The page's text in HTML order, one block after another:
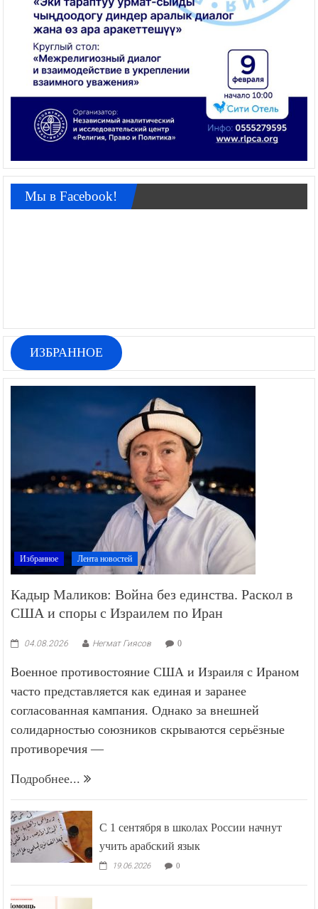
Мы в Facebook!
ИЗБРАННОЕ
Избранное Лента новостей
Кадыр Маликов: Война без единства. Раскол в
США и споры с Израилем по Иран
04.08.2026 Негмат Гиясов 0
Военное противостояние США и Израиля с Ираном
часто представляется как единая и заранее
согласованная кампания. Однако за внешней
солидарностью союзников скрываются серьёзные
противоречия —
Подробнее...
С 1 сентября в школах России начнут
учить арабский язык
19.06.2026 0